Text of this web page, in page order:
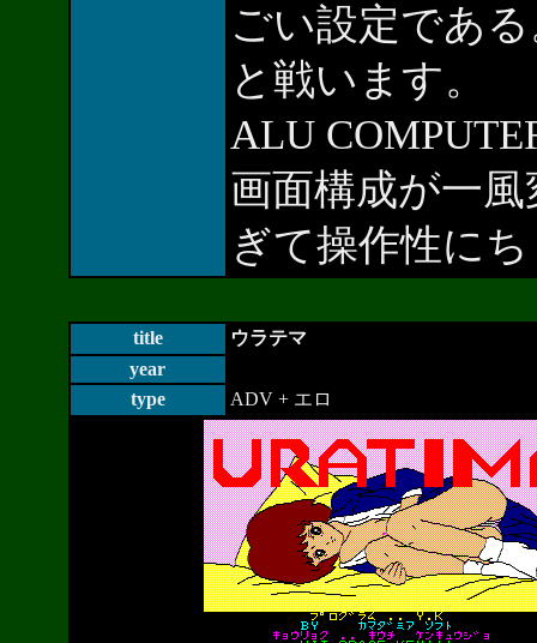
ごい設定であ
と戦います。
ALU
画面構成が一
ぎて操作性に
title
ウラテマ
year
type
ADV + エロ